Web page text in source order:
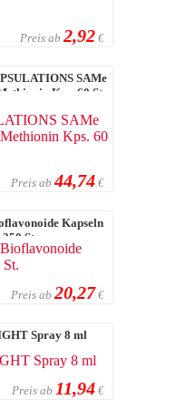
Preis ab 2,92 €
SAMe
Kps. 60 St.
Preis ab 44,74 €
Kapseln
250 St.
Preis ab 20,27 €
Spray 8 ml
Preis ab 11,94 €